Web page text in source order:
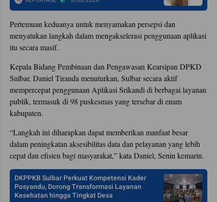
Pertemuan keduanya untuk menyamakan persepsi dan
menyatukan langkah dalam mengakselerasi penggunaan aplikasi
itu secara masif.
Kepala Bidang Pembinaan dan Pengawasan Kearsipan DPKD
Sulbar, Daniel Tiranda menuturkan, Sulbar secara aktif
mempercepat penggunaan Aplikasi Srikandi di berbagai layanan
publik, termasuk di 98 puskesmas yang tersebar di enam
kabupaten.
“Langkah ini diharapkan dapat memberikan manfaat besar
dalam peningkatan aksesibilitas data dan pelayanan yang lebih
cepat dan efisien bagi masyarakat,” kata Daniel, Senin kemarin.
DKPPKB Sulbar Perkuat Kompetensi Kader
Posyandu, Dorong Transformasi Layanan
Kesehatan hingga Tingkat Desa